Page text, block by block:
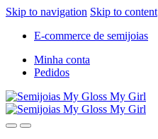
Skip to navigation Skip to content
E-commerce de semijoias
Minha conta
Pedidos